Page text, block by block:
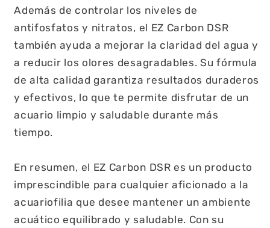
Además de controlar los niveles de
antifosfatos y nitratos, el EZ Carbon DSR
también ayuda a mejorar la claridad del agua y
a reducir los olores desagradables. Su fórmula
de alta calidad garantiza resultados duraderos
y efectivos, lo que te permite disfrutar de un
acuario limpio y saludable durante más
tiempo.
En resumen, el EZ Carbon DSR es un producto
imprescindible para cualquier aficionado a la
acuariofilia que desee mantener un ambiente
acuático equilibrado y saludable. Con su